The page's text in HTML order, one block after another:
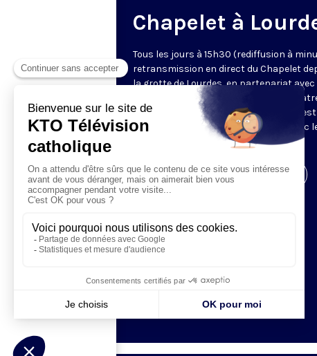
Chapelet à
Tous les jours à 15h30 (rediffusion à
retransmission en direct du Chapelet
la grotte de Lourdes, en partenariat avec
Sanctuaires. Chaque jour, l'une des
méditations des mystères du Rosaire est
proposée en communion de prière avec
Visiter la page de l'émission